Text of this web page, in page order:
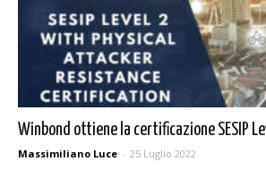
Winbond ottiene la certificazione SESIP
Massimiliano Luce - 25 Luglio 2022